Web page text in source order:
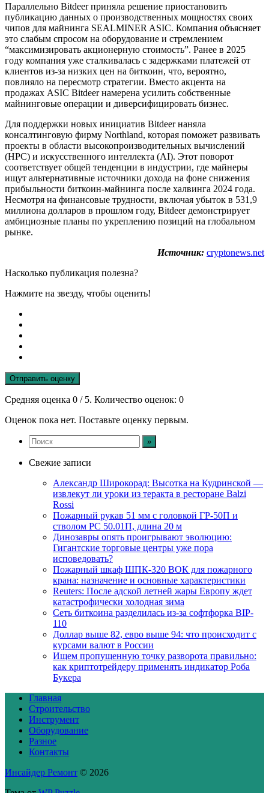
Параллельно Bitdeer приняла решение приостановить
публикацию данных о производственных мощностях своих
чипов для майнинга SEALMINER ASIC. Компания объясняет
это слабым спросом на оборудование и стремлением
“максимизировать акционерную стоимость”. Ранее в 2025
году компания уже сталкивалась с задержками платежей от
клиентов из-за низких цен на биткоин, что, вероятно,
повлияло на пересмотр стратегии. Вместо акцента на
продажах ASIC Bitdeer намерена усилить собственные
майнинговые операции и диверсифицировать бизнес.
Для поддержки новых инициатив Bitdeer наняла
консалтинговую фирму Northland, которая поможет развивать
проекты в области высокопроизводительных вычислений
(HPC) и искусственного интеллекта (AI). Этот поворот
соответствует общей тенденции в индустрии, где майнеры
ищут альтернативные источники дохода на фоне снижения
прибыльности биткоин-майнинга после халвинга 2024 года.
Несмотря на финансовые трудности, включая убыток в 531,9
миллиона долларов в прошлом году, Bitdeer демонстрирует
амбициозные планы по укреплению позиций на глобальном
рынке.
Источник: cryptonews.net
Насколько публикация полезна?
Нажмите на звезду, чтобы оценить!
Отправить оценку
Средняя оценка 0 / 5. Количество оценок: 0
Оценок пока нет. Поставьте оценку первым.
Свежие записи
Александр Широкорад: Высотка на Кудринской —
извлекут ли уроки из теракта в ресторане Balzi
Rossi
Пожарный рукав 51 мм с головкой ГР-50П и
стволом РС 50.01П, длина 20 м
Динозавры опять проигрывают эволюцию:
Гигантские торговые центры уже пора
исповедовать?
Пожарный шкаф ШПК-320 ВОК для пожарного
крана: назначение и основные характеристики
Reuters: После адской летней жары Европу ждет
катастрофически холодная зима
Сеть биткоина разделилась из-за софтфорка BIP-
110
Доллар выше 82, евро выше 94: что происходит с
курсами валют в России
Ищем пропущенную точку разворота правильно:
как криптотрейдеру применять индикатор Роба
Букера
Главная
Строительство
Инструмент
Оборудование
Разное
Контакты
Инсайдер Ремонт © 2026